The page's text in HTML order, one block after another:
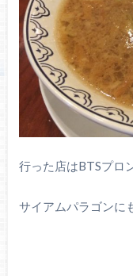
行った店はBTSプロ
サイアムパラゴンに